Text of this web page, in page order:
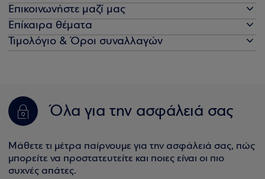
Επικοινωνήστε μαζί μας
Επίκαιρα θέματα
Τιμολόγιο & Όροι συναλλαγών
Όλα για την ασφάλειά σας
Μάθετε τι μέτρα παίρνουμε για την ασφάλειά σας, πώς
μπορείτε να προστατευτείτε και ποιες είναι οι πιο
συχνές απάτες.